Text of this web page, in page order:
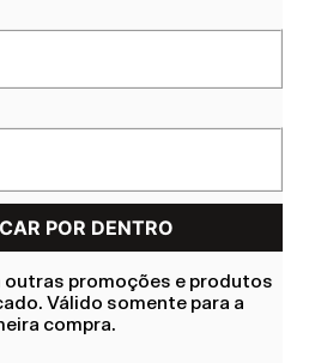
promoções e produtos
Válido somente para a
compra.